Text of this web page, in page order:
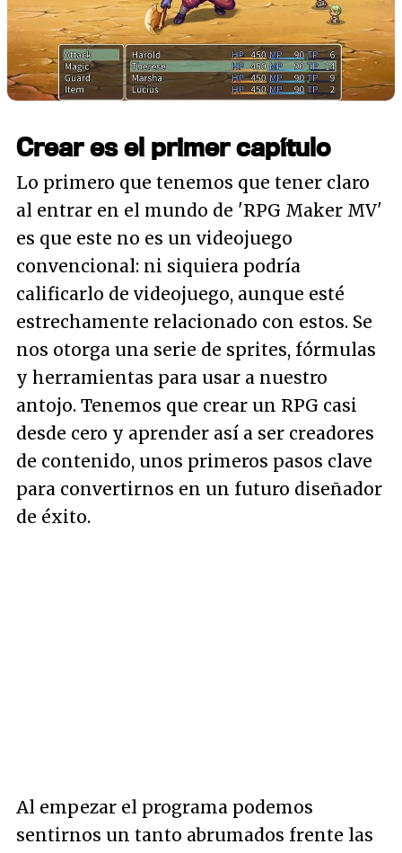
Crear es el primer capítulo
Lo primero que tenemos que tener claro
al entrar en el mundo de 'RPG Maker MV'
es que este no es un videojuego
convencional: ni siquiera podría
calificarlo de videojuego, aunque esté
estrechamente relacionado con estos. Se
nos otorga una serie de sprites, fórmulas
y herramientas para usar a nuestro
antojo. Tenemos que crear un RPG casi
desde cero y aprender así a ser creadores
de contenido, unos primeros pasos clave
para convertirnos en un futuro diseñador
de éxito.
Al empezar el programa podemos
sentirnos un tanto abrumados frente las